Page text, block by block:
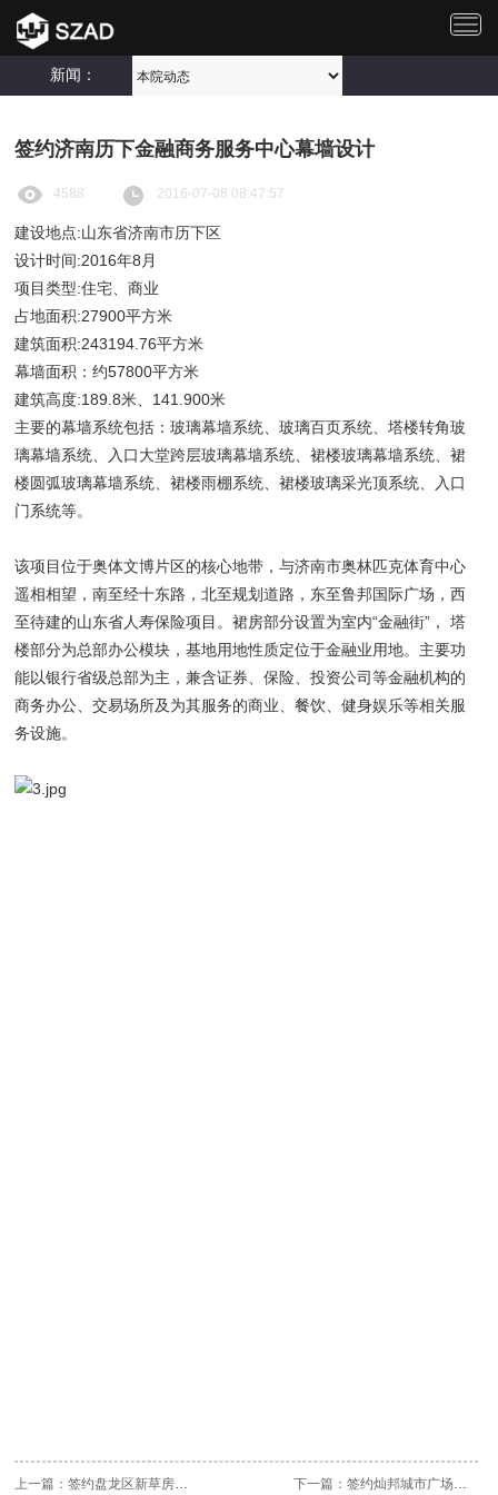
切
航
新闻：
签约济南历下金融商务服务中心幕墙设计
4588 2016-07-08 08:47:57
建设地点:山东省济南市历下区
设计时间:2016年8月
项目类型:住宅、商业
占地面积:27900平方米
建筑面积:243194.76平方米
幕墙面积：约57800平方米
建筑高度:189.8米、141.900米
主要的幕墙系统包括：玻璃幕墙系统、玻璃百页系统、塔楼转角玻
璃幕墙系统、入口大堂跨层玻璃幕墙系统、裙楼玻璃幕墙系统、裙
楼圆弧玻璃幕墙系统、裙楼雨棚系统、裙楼玻璃采光顶系统、入口
门系统等。
该项目位于奥体文博片区的核心地带，与济南市奥林匹克体育中心
遥相相望，南至经十东路，北至规划道路，东至鲁邦国际广场，西
至待建的山东省人寿保险项目。裙房部分设置为室内“金融街”， 塔
楼部分为总部办公模块，基地用地性质定位于金融业用地。主要功
能以银行省级总部为主，兼含证券、保险、投资公司等金融机构的
商务办公、交易场所及为其服务的商业、餐饮、健身娱乐等相关服
务设施。
上一篇：签约盘龙区新草房城中村改造项目 下一篇： 签约灿邦城市广场幕墙设计